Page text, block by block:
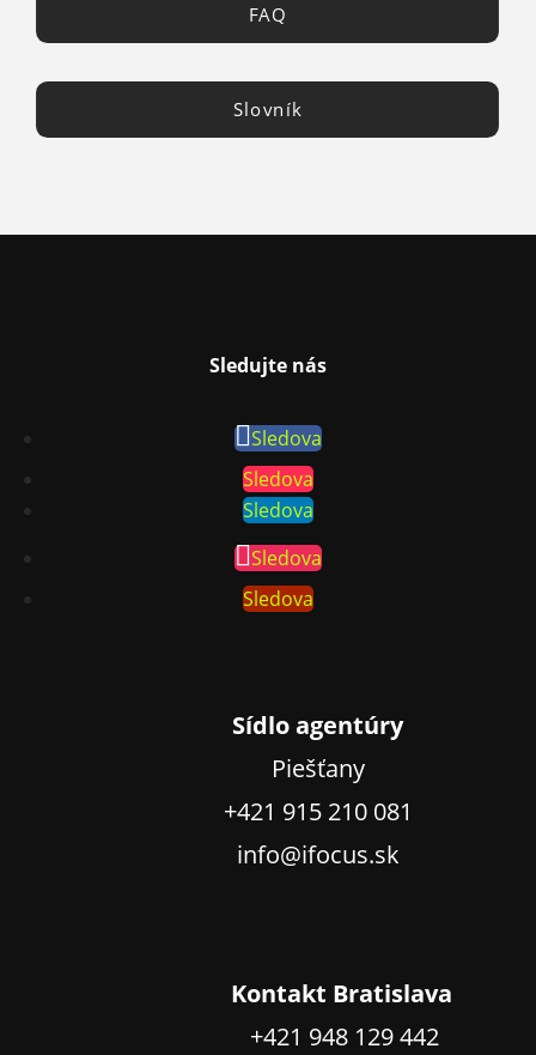
FAQ
Slovník
Sledujte nás
Sledova
Sledova
Sledova
Sledova
Sledova
Sídlo agentúry
Piešťany
+421 915 210 081
info@ifocus.sk
Kontakt Bratislava
+421 948 129 442